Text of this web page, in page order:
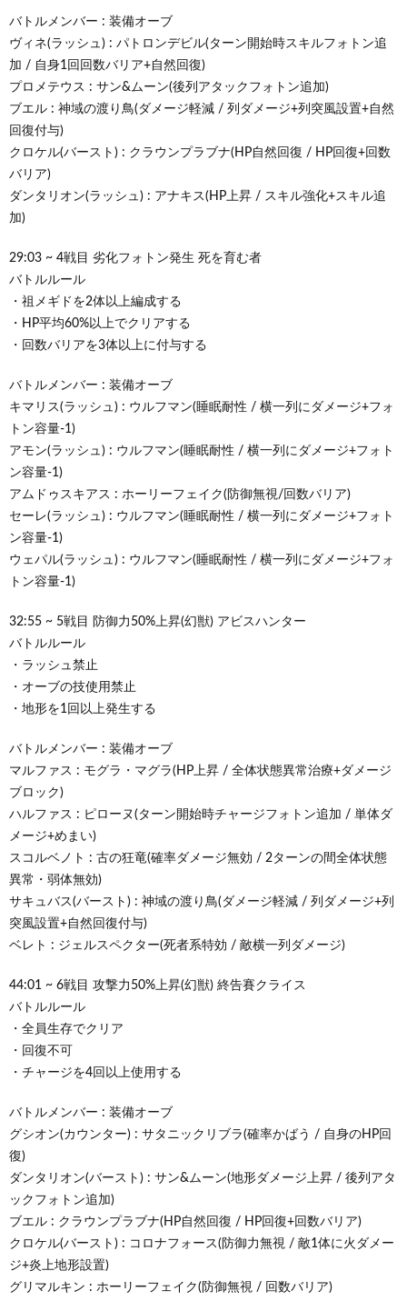
バトルメンバー : 装備オーブ
ヴィネ(ラッシュ) : パトロンデビル(ターン開始時スキルフォトン追
加 / 自身1回回数バリア+自然回復)
プロメテウス : サン&ムーン(後列アタックフォトン追加)
ブエル : 神域の渡り鳥(ダメージ軽減 / 列ダメージ+列突風設置+自然
回復付与)
クロケル(バースト) : クラウンプラブナ(HP自然回復 / HP回復+回数
バリア)
ダンタリオン(ラッシュ) : アナキス(HP上昇 / スキル強化+スキル追
加)
29:03 ~ 4戦目 劣化フォトン発生 死を育む者
バトルルール
・祖メギドを2体以上編成する
・HP平均60%以上でクリアする
・回数バリアを3体以上に付与する
バトルメンバー : 装備オーブ
キマリス(ラッシュ) : ウルフマン(睡眠耐性 / 横一列にダメージ+フォ
トン容量-1)
アモン(ラッシュ) : ウルフマン(睡眠耐性 / 横一列にダメージ+フォト
ン容量-1)
アムドゥスキアス : ホーリーフェイク(防御無視/回数バリア)
セーレ(ラッシュ) : ウルフマン(睡眠耐性 / 横一列にダメージ+フォト
ン容量-1)
ウェパル(ラッシュ) : ウルフマン(睡眠耐性 / 横一列にダメージ+フォ
トン容量-1)
32:55 ~ 5戦目 防御力50%上昇(幻獣) アビスハンター
バトルルール
・ラッシュ禁止
・オーブの技使用禁止
・地形を1回以上発生する
バトルメンバー : 装備オーブ
マルファス : モグラ・マグラ(HP上昇 / 全体状態異常治療+ダメージ
ブロック)
ハルファス : ピローヌ(ターン開始時チャージフォトン追加 / 単体ダ
メージ+めまい)
スコルベノト : 古の狂竜(確率ダメージ無効 / 2ターンの間全体状態
異常・弱体無効)
サキュバス(バースト) : 神域の渡り鳥(ダメージ軽減 / 列ダメージ+列
突風設置+自然回復付与)
ベレト : ジェルスペクター(死者系特効 / 敵横一列ダメージ)
44:01 ~ 6戦目 攻撃力50%上昇(幻獣) 終告賽クライス
バトルルール
・全員生存でクリア
・回復不可
・チャージを4回以上使用する
バトルメンバー : 装備オーブ
グシオン(カウンター) : サタニックリブラ(確率かばう / 自身のHP回
復)
ダンタリオン(バースト) : サン&ムーン(地形ダメージ上昇 / 後列アタ
ックフォトン追加)
ブエル : クラウンプラブナ(HP自然回復 / HP回復+回数バリア)
クロケル(バースト) : コロナフォース(防御力無視 / 敵1体に火ダメー
ジ+炎上地形設置)
グリマルキン : ホーリーフェイク(防御無視 / 回数バリア)